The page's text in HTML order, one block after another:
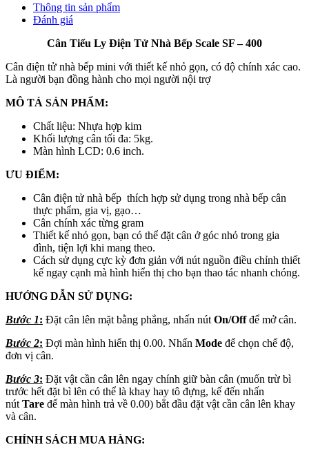
Thông tin sản phẩm
Đánh giá
Cân Tiểu Ly Điện Tử Nhà Bếp Scale SF – 400
Cân điện tử nhà bếp mini với thiết kế nhỏ gọn, có độ chính xác cao.
Là người bạn đồng hành cho mọi người nội trợ
MÔ TẢ SẢN PHẨM:
Chất liệu: Nhựa hợp kim
Khối lượng cân tối đa: 5kg.
Màn hình LCD: 0.6 inch.
ƯU ĐIỂM:
Cân điện tử nhà bếp thích hợp sử dụng trong nhà bếp cân
thực phẩm, gia vị, gạo…
Cân chính xác từng gram
Thiết kế nhỏ gọn, bạn có thể đặt cân ở góc nhỏ trong gia
đình, tiện lợi khi mang theo.
Cách sử dụng cực kỳ đơn giản với nút nguồn điều chỉnh thiết
kế ngay cạnh mà hình hiển thị cho bạn thao tác nhanh chóng.
HƯỚNG DẪN SỬ DỤNG:
Bước 1: Đặt cân lên mặt bằng phẳng, nhấn nút On/Offđể mở cân.
Bước 2: Đợi màn hình hiển thị 0.00. Nhấn Mode để chọn chế độ,
đơn vị cân.
Bước 3: Đặt vật cần cân lên ngay chính giữ bàn cân (muốn trừ bì
trước hết đặt bì lên có thể là khay hay tô đựng, kế đến nhấn
nút Tare để màn hình trả về 0.00) bắt đầu đặt vật cần cân lên khay
và cân.
CHÍNH SÁCH MUA HÀNG: